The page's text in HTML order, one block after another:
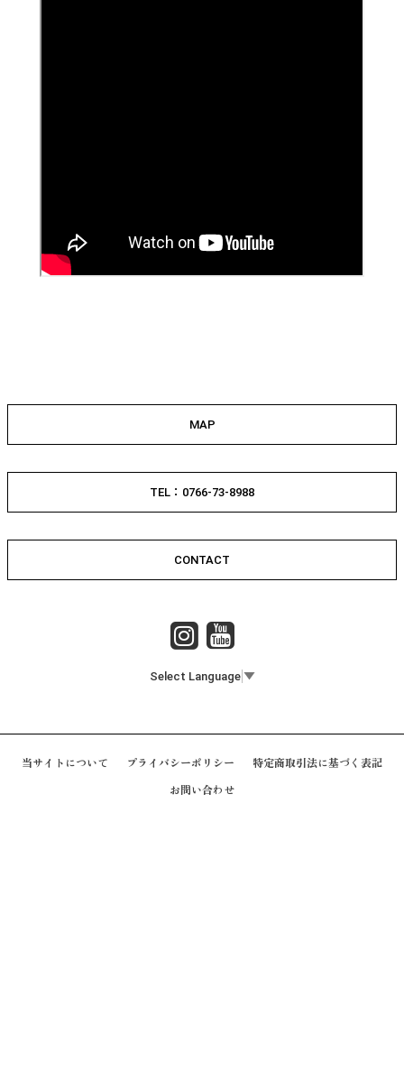
MAP
TEL：0766-73-8988
CONTACT
Select Language ▼
当サイトについて プライバシーポリシー 特定商取引法に基づく表記
お問い合わせ